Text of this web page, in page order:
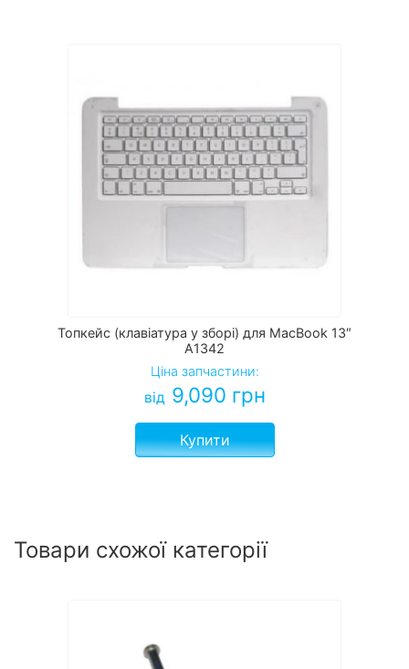
Топкейс (клавіатура у зборі) для MacBook 13″
A1342
Ціна запчастини:
від 9,090 грн
Купити
Товари схожої категорії